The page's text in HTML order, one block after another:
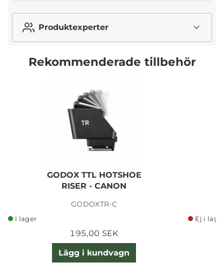
Produktexperter
Rekommenderade tillbehör
GODOX TTL HOTSHOE
RISER - CANON
GODOXTR-C
I lager
195,00 SEK
Lägg i kundvagn
Ej i